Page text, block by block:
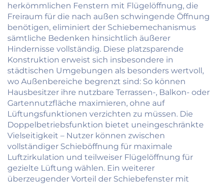
herkömmlichen Fenstern mit Flügelöffnung, die
Freiraum für die nach außen schwingende Öffnung
benötigen, eliminiert der Schiebemechanismus
sämtliche Bedenken hinsichtlich äußerer
Hindernisse vollständig. Diese platzsparende
Konstruktion erweist sich insbesondere in
städtischen Umgebungen als besonders wertvoll,
wo Außenbereiche begrenzt sind: So können
Hausbesitzer ihre nutzbare Terrassen-, Balkon- oder
Gartennutzfläche maximieren, ohne auf
Lüftungsfunktionen verzichten zu müssen. Die
Doppelbetriebsfunktion bietet uneingeschränkte
Vielseitigkeit – Nutzer können zwischen
vollständiger Schieböffnung für maximale
Luftzirkulation und teilweiser Flügelöffnung für
gezielte Lüftung wählen. Ein weiterer
überzeugender Vorteil der Schiebefenster mit